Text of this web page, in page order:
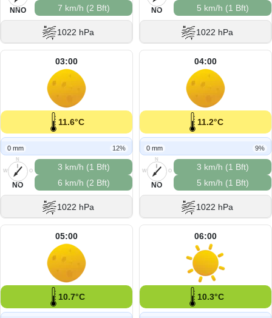
S
NNO
7 km/h (2 Bft)
1022 hPa
S
NO
5 km/h (1 Bft)
1022 hPa
03:00
11.6°C
0 mm 12%
N
O
S
W
NO
3 km/h (1 Bft)
6 km/h (2 Bft)
1022 hPa
04:00
11.2°C
0 mm 9%
N
O
S
W
NO
3 km/h (1 Bft)
5 km/h (1 Bft)
1022 hPa
05:00
10.7°C
06:00
10.3°C